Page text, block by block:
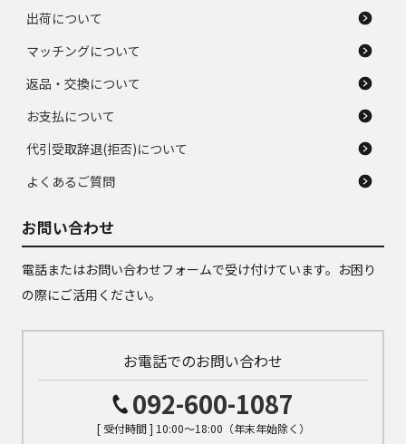
出荷について
マッチングについて
返品・交換について
お支払について
代引受取辞退(拒否)について
よくあるご質問
お問い合わせ
電話またはお問い合わせフォームで受け付けています。お困り
の際にご活用ください。
お電話でのお問い合わせ
092-600-1087
[ 受付時間 ] 10:00～18:00（年末年始除く）